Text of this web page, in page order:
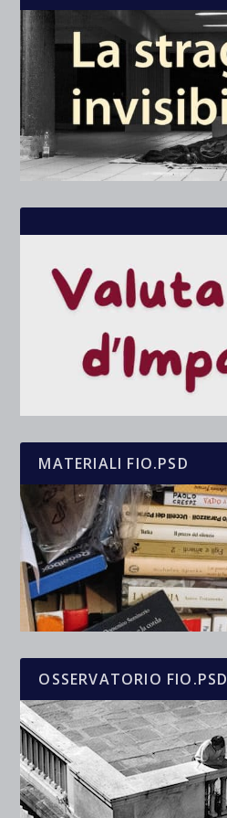
MATERIALI FIO.PSD
OSSERVATORIO FIO.PSD